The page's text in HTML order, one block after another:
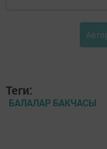
Теги:
БАЛАЛАР БАКЧАСЫ